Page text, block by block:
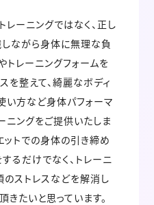
ーニングではなく、正し
ながら身体に無理な負
トレーニングフォームを
を整えて、綺麗なボディ
い方など身体パフォーマ
ニングをご提供いたしま
ットでの身体の引き締め
るだけでなく、トレーニ
のストレスなどを解消し
たいと思っています。